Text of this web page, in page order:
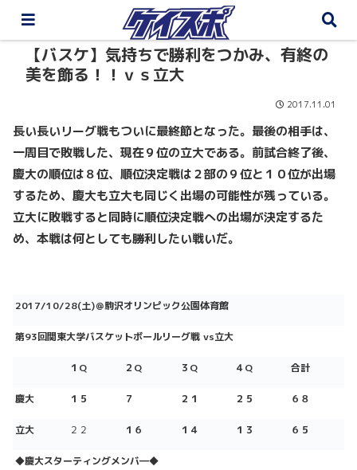
【バスケ】気持ちで勝利をつかみ、有終の
美を飾る！！ｖｓ立大
2017.11.01
長い長いリーグ戦もついに最終節となった。最後の相手は、
一周目で敗戦した、現在９位の立大である。前試合終了後、
慶大の順位は８位、順位決定戦は２部の９位と１０位が出場
するため、慶大も立大も同じく出場の可能性が残っている。
立大に敗戦すると同時に順位決定戦への出場が決定するた
め、本戦は何としても勝利したい戦いだ。
2017/10/28(土)＠駒沢オリンピック公園体育館
第93回関東大学バスケットボールリーグ戦 vs立大
１Q ２Q ３Q ４Q 合計
慶大 １５ ７ ２１ ２５ ６８
立大 ２２ １６ １４ １３ ６５
◆慶大スターティングメンバ―◆